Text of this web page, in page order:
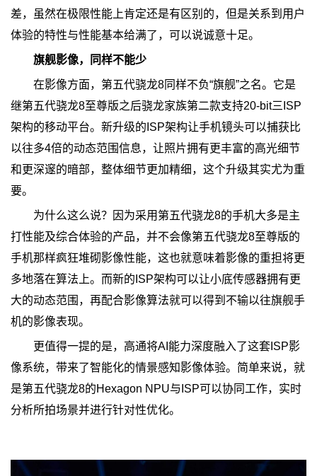
差，虽然在极限性能上肯定还是有区别的，但是关系到用户
体验的特性与性能基本给满了，可以说诚意十足。
旗舰影像，同样不能少
在影像方面，第五代骁龙8同样不负“旗舰”之名。它是
继第五代骁龙8至尊版之后骁龙家族第二款支持20-bit三ISP
架构的移动平台。新升级的ISP架构让手机镜头可以捕获比
以往多4倍的动态范围信息，让照片拥有更丰富的高光细节
和更深邃的暗部，整体细节更加精细，这个升级其实尤为重
要。
为什么这么说？因为采用第五代骁龙8的手机大多是主
打性能及综合体验的产品，并不会像第五代骁龙8至尊版的
手机那样疯狂堆砌影像性能，这也就意味着影像的重担将更
多地落在算法上。而新的ISP架构可以让小底传感器拥有更
大的动态范围，再配合影像算法就可以得到不输以往旗舰手
机的影像表现。
更值得一提的是，高通将AI能力深度融入了这套ISP影
像系统，带来了智能化的情景感知影像体验。简单来说，就
是第五代骁龙8的Hexagon NPU与ISP可以协同工作，实时
分析所拍场景并进行针对性优化。